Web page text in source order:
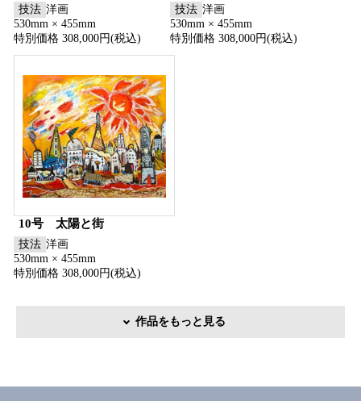
技法 洋画
530mm × 455mm
特別価格 308,000円(税込)
技法 洋画
530mm × 455mm
特別価格 308,000円(税込)
10号 太陽と街
技法 洋画
530mm × 455mm
特別価格 308,000円(税込)
作品をもっと見る